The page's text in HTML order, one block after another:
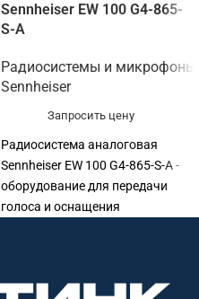
Sennheiser EW 100 G4-865-
S-A
Радиосистемы и микрофоны
Sennheiser
Запросить цену
Радиосистема аналоговая
Sennheiser EW 100 G4-865-S-A -
оборудование для передачи
голоса и оснащения
центров, ресепшен и рабочих